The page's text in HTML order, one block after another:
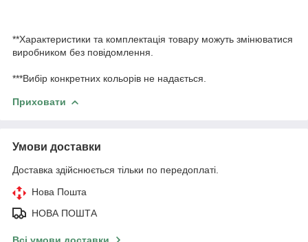
**Характеристики та комплектація товару можуть змінюватися
виробником без повідомлення.
***Вибір конкретних кольорів не надається.
Приховати
Умови доставки
Доставка здійснюється тільки по передоплаті.
Нова Пошта
НОВА ПОШТА
Всі умови доставки